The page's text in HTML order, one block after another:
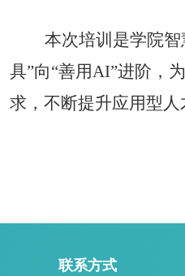
本次培训是学院
具”向“善用AI”进阶，
求，不断提升应用型人
联系方式